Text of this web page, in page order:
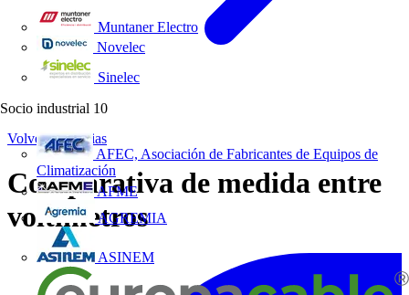
Muntaner Electro
Novelec
Sinelec
Socio industrial 10
AFEC, Asociación de Fabricantes de Equipos de
Climatización
AFME
AGREMIA
ASINEM
Volver a Noticias
Comparativa de medida entre
voltímetros